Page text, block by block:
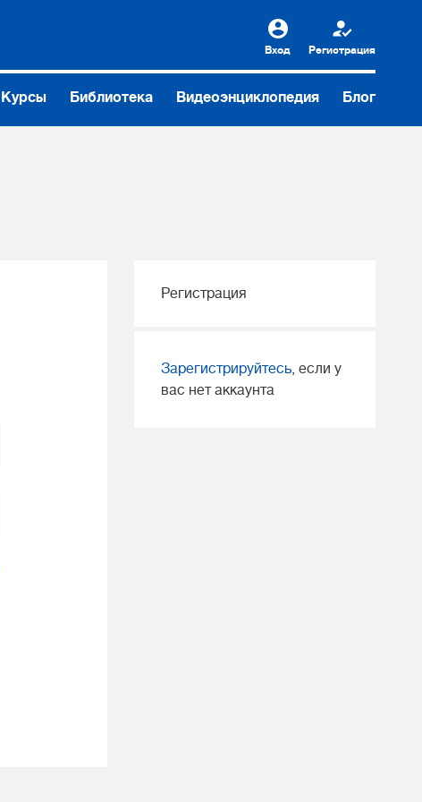
Вход Регистрация
Курсы Библиотека Видеоэнциклопедия Блог
Регистрация
Зарегистрируйтесь, если у
вас нет аккаунта